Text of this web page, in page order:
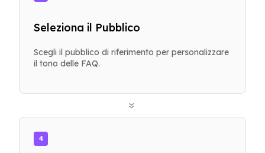
Seleziona il Pubblico
Scegli il pubblico di riferimento per personalizzare
il tono delle FAQ.
»
4